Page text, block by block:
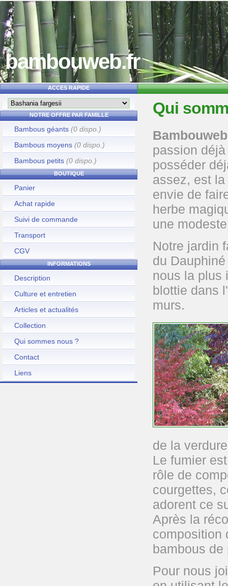
bambouweb.fr
ACCES RAPIDE
NOTRE OFFRE PAR FAMILLE
Bambous géants (0 dispo.)
Bambous moyens (0 dispo.)
Bambous petits (0 dispo.)
BOUTIQUE
Panier
Achat rapide
Suivi de commande
Transport
CGV
INFORMATIONS
Description
Culture et entretien
Articles et actualités
Collection
Qui sommes nous ?
Contact
Liens
Qui
Bambouweb
passion
posséder
assez, est
envie de
herbe
une
Notre jardin
du
nous la plus
blottie dans
murs.
de la
Le fumier
rôle de
courgettes,
adorent ce
Après la
composition
bambous de
Pour nous